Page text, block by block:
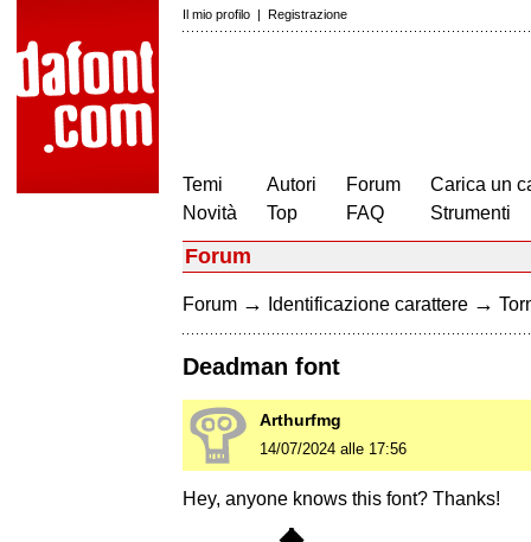
Il mio profilo | Registrazione
Temi
Novità
Autori
Top
Forum
FAQ
Carica un
Strumenti
Forum
Forum → Identificazione carattere →
Deadman font
Arthurfmg
14/07/2024 alle 17:56
Hey, anyone knows this font? Thanks!